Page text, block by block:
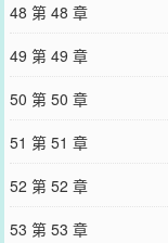
48 第 48 章
49 第 49 章
50 第 50 章
51 第 51 章
52 第 52 章
53 第 53 章